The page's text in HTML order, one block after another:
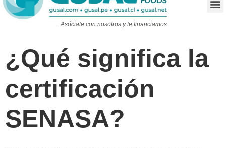
Asóciate con nosotros y te financiamos
¿Qué significa la
certificación
SENASA?